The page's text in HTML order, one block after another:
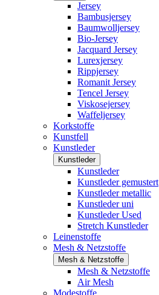
Jersey
Bambusjersey
Baumwolljersey
Bio-Jersey
Jacquard Jersey
Lurexjersey
Rippjersey
Romanit Jersey
Tencel Jersey
Viskosejersey
Waffeljersey
Korkstoffe
Kunstfell
Kunstleder
Kunstleder
Kunstleder
Kunstleder gemustert
Kunstleder metallic
Kunstleder uni
Kunstleder Used
Stretch Kunstleder
Leinenstoffe
Mesh & Netzstoffe
Mesh & Netzstoffe
Mesh & Netzstoffe
Air Mesh
Modestoffe